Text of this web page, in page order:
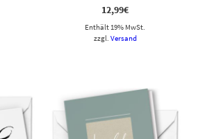
12,99€
Enthält 19% MwSt.
zzgl. Versand